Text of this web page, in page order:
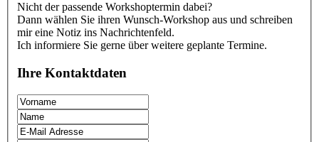
Nicht der passende Workshoptermin dabei?
Dann wählen Sie ihren Wunsch-Workshop aus und schreiben
mir eine Notiz ins Nachrichtenfeld.
Ich informiere Sie gerne über weitere geplante Termine.
Ihre Kontaktdaten